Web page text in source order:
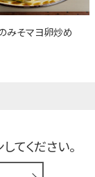
みそマヨ卵炒め
てください。